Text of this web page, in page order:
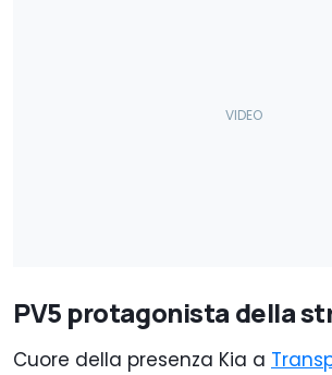
PV5 protagonista della
Cuore della presenza Kia a